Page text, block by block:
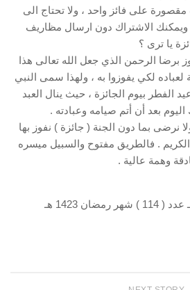
على فائز واحد ، ولا تحتاج الى
، ويمكنك الاشتراك دون ارسال مظاريف
يا ترى ؟
برضا الرحمن الذي جعل الله تعالى هذا
لكي يفوزوا به ، ولهذا سمى النبي
الفطر بيوم الجائزة ، حيث ينال العبد
بعد أن أتم صيامه وعبادته .
نرضى بما دون الجنة ( جائزة ) نفوز بها
. فالطريق مفتوح والسبيل ميسره
وهمة عالية .
1423 هـ